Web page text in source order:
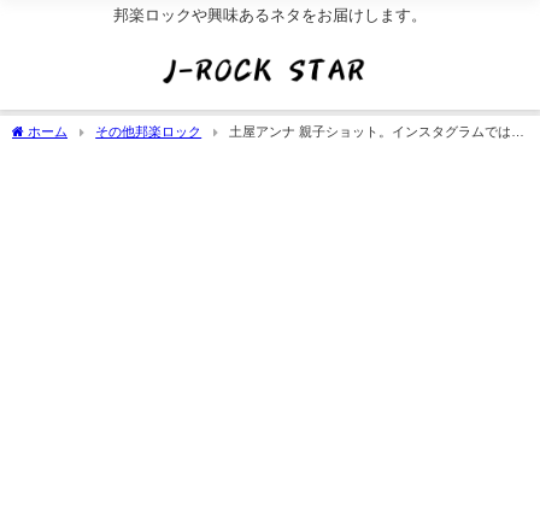
邦楽ロックや興味あるネタをお届けします。
ホーム その他邦楽ロック
土屋アンナ 親子ショット。インスタグラムでは旦